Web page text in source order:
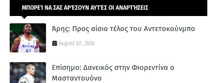
ΜΠΟΡΕΊ ΝΑ ΣΑΣ ΑΡΈΣΟΥΝ ΑΥΤΈΣ ΟΙ ΑΝΑΡΤΉΣΕΙΣ
Άρης: Προς αίσιο τέλος του Αντετοκούνμπο
August 07, 2026
Επίσημο: Δανεικός στην Φιορεντίνα ο
Μασταντουόνο